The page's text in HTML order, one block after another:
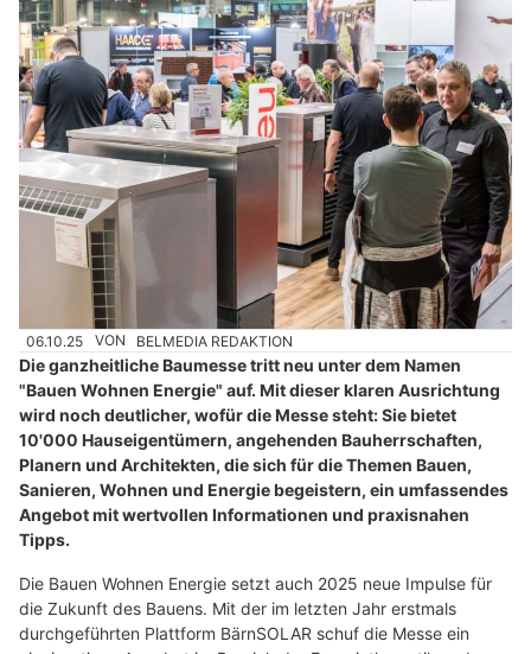
06.10.25 VON BELMEDIA REDAKTION
Die ganzheitliche Baumesse tritt neu unter dem Namen
"Bauen Wohnen Energie" auf. Mit dieser klaren Ausrichtung
wird noch deutlicher, wofür die Messe steht: Sie bietet
10'000 Hauseigentümern, angehenden Bauherrschaften,
Planern und Architekten, die sich für die Themen Bauen,
Sanieren, Wohnen und Energie begeistern, ein umfassendes
Angebot mit wertvollen Informationen und praxisnahen
Tipps.
Die Bauen Wohnen Energie setzt auch 2025 neue Impulse für
die Zukunft des Bauens. Mit der im letzten Jahr erstmals
durchgeführten Plattform BärnSOLAR schuf die Messe ein